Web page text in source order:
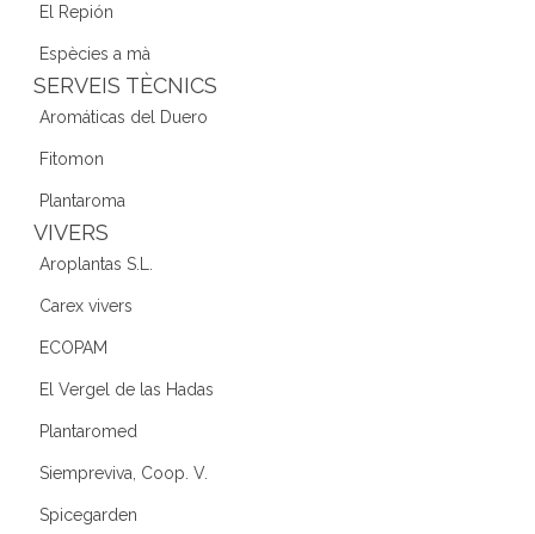
El Repión
Espècies a mà
SERVEIS TÈCNICS
Aromáticas del Duero
Fitomon
Plantaroma
VIVERS
Aroplantas S.L.
Carex vivers
ECOPAM
El Vergel de las Hadas
Plantaromed
Siempreviva, Coop. V.
Spicegarden